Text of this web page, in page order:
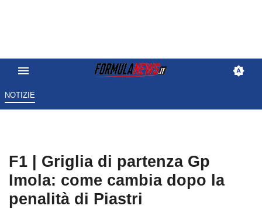
NOTIZIE
F1 | Griglia di partenza Gp
Imola: come cambia dopo la
penalità di Piastri